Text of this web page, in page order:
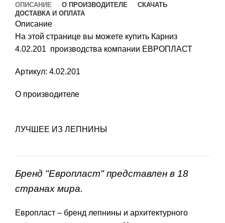
ОПИСАНИЕ О ПРОИЗВОДИТЕЛЕ
СКАЧАТЬ
ДОСТАВКА И ОПЛАТА
Описание
На этой странице вы можете купить Карниз
4.02.201 производства компании ЕВРОПЛАСТ
Артикул: 4.02.201
О производителе
ЛУЧШЕЕ ИЗ ЛЕПНИНЫ
Бренд "Европласт" представлен в 18
странах мира.
Европласт – бренд лепнины и архитектурного